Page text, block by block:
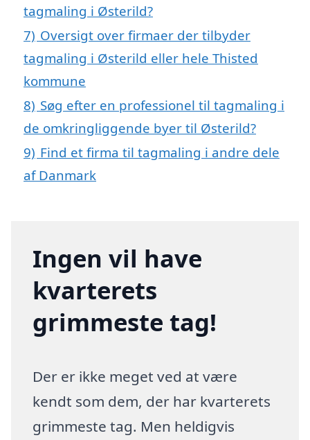
tagmaling i Østerild?
7) Oversigt over firmaer der tilbyder
tagmaling i Østerild eller hele Thisted
kommune
8) Søg efter en professionel til tagmaling i
de omkringliggende byer til Østerild?
9) Find et firma til tagmaling i andre dele
af Danmark
Ingen vil have
kvarterets
grimmeste tag!
Der er ikke meget ved at være
kendt som dem, der har kvarterets
grimmeste tag. Men heldigvis